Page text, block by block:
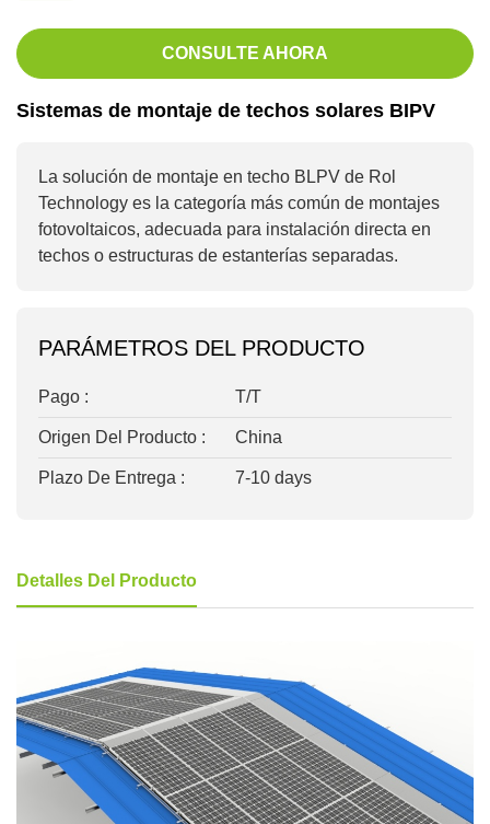
CONSULTE AHORA
Sistemas de montaje de techos solares BIPV
La solución de montaje en techo BLPV de Rol
Technology es la categoría más común de montajes
fotovoltaicos, adecuada para instalación directa en
techos o estructuras de estanterías separadas.
PARÁMETROS DEL PRODUCTO
Pago : T/T
Origen Del Producto : China
Plazo De Entrega : 7-10 days
Detalles Del Producto